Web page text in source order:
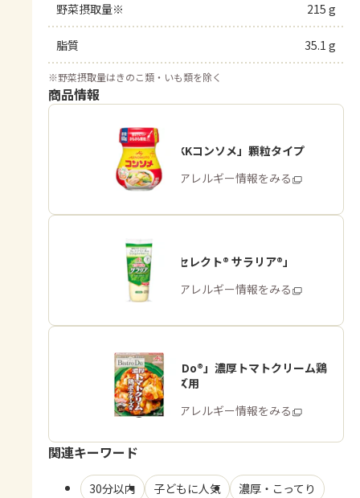
野菜摂取量※ 215 g
脂質 35.1 g
※野菜摂取量はきのこ類・いも類を除く
商品情報
「味の素KKコンソメ」顆粒タイプ
商品・アレルギー情報をみる
「ピュアセレクト® サラリア®」
商品・アレルギー情報をみる
「Bistro Do®」濃厚トマトクリーム鶏
ポテチーズ用
商品・アレルギー情報をみる
関連キーワード
30分以内 子どもに人気
濃厚・こってり